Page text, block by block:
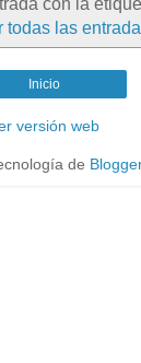
con la
todas las
Inicio
versión web
de Blogger